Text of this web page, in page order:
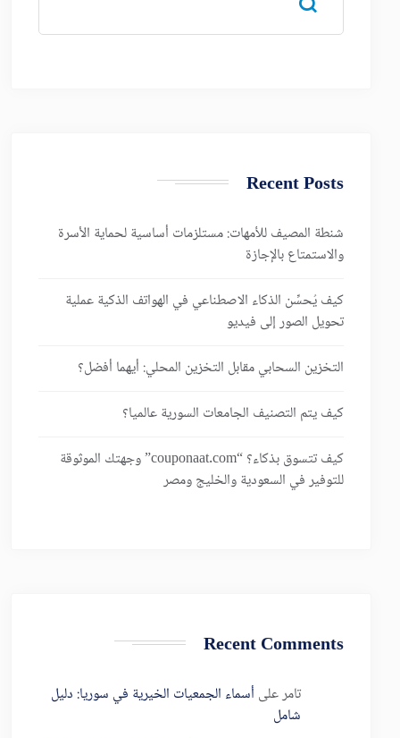
Recent Posts
شنطة المصيف للأمهات: مستلزمات أساسية لحماية الأسرة
والاستمتاع بالإجازة
كيف يُحسِّن الذكاء الاصطناعي في الهواتف الذكية عملية
تحويل الصور إلى فيديو
التخزين السحابي مقابل التخزين المحلي: أيهما أفضل؟
كيف يتم التصنيف الجامعات السورية عالميا؟
كيف تتسوق بذكاء؟ “couponaat.com” وجهتك الموثوقة
للتوفير في السعودية والخليج ومصر
Recent Comments
تامرعلى أسماء الجمعيات الخيرية في سوريا: دليل
شامل